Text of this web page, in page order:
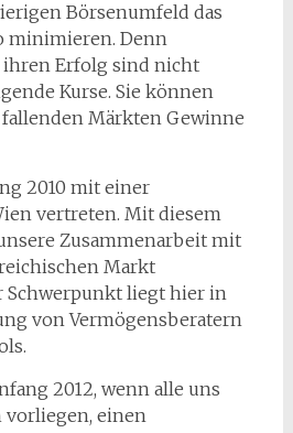
Börsenumfeld das
minimieren. Denn
ihren Erfolg sind nicht
Kurse. Sie können
Märkten Gewinne
2010 mit einer
vertreten. Mit diesem
Zusammenarbeit mit
Markt
Schwerpunkt liegt hier in
von Vermögensberatern
2012, wenn alle uns
vorliegen, einen